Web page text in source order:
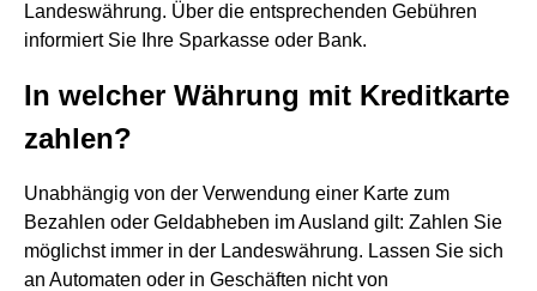
Landeswährung. Über die entsprechenden Gebühren
informiert Sie Ihre Sparkasse oder Bank.
In welcher Währung mit Kreditkarte
zahlen?
Unabhängig von der Verwendung einer Karte zum
Bezahlen oder Geldabheben im Ausland gilt: Zahlen Sie
möglichst immer in der Landeswährung. Lassen Sie sich
an Automaten oder in Geschäften nicht von